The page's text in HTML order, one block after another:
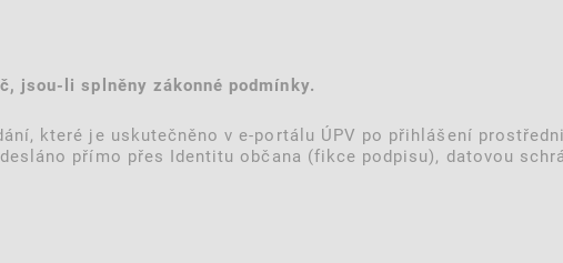
jsou-li splněny zákonné podmínky.
které je uskutečněno v e-portálu ÚPV po přihlášení
přímo přes Identitu občana (fikce podpisu), datovou